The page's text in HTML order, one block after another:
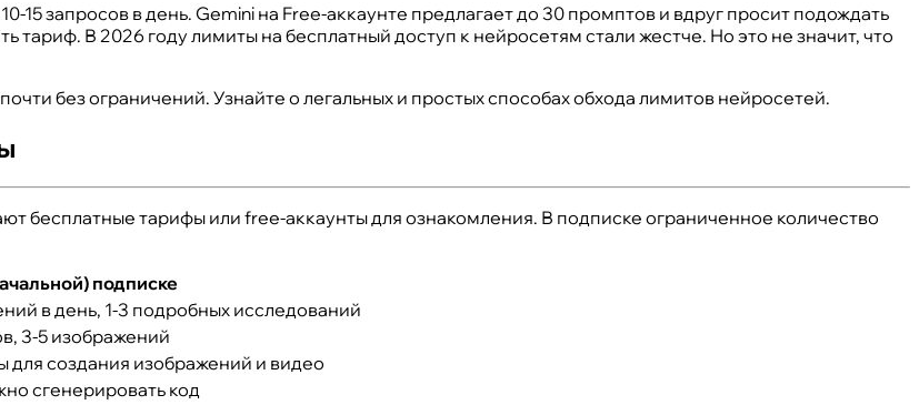
15 запросов в день. Gemini на Free-аккаунте предлагает до 30 промптов и вдруг просит подождать
тариф. В 2026 году лимиты на бесплатный доступ к нейросетям стали жестче. Но это не значит, что
без ограничений. Узнайте о легальных и простых способах обхода лимитов нейросетей.
бесплатные тарифы или free-аккаунты для ознакомления. В подписке ограниченное количество
подписке
в день, 1-3 подробных исследований
3-5 изображений
создания изображений и видео
сгенерировать код